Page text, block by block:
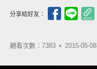
分享給好友：
觀看次數：7383 • 2015-05-08